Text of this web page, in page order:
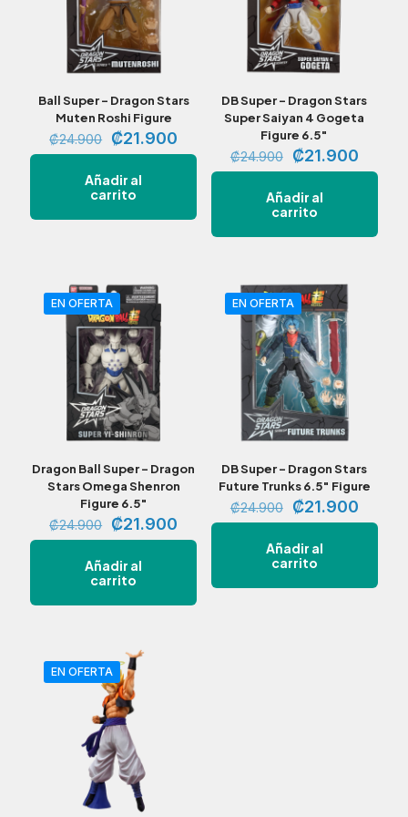
Ball Super – Dragon Stars
Muten Roshi Figure
₡24.900
El
precio
original
era:
₡21.900
precio
actual
Añadir al
carrito
DB Super – Dragon Stars
Super Saiyan 4 Gogeta
Figure 6.5″
₡24.900
El
precio
original
era:
₡21.900El
precio
Añadir al
carrito
EN OFERTA
Dragon Ball Super – Dragon
Stars Omega Shenron
Figure 6.5″
₡24.900
El
precio
original
era:
₡24.900.
₡21.900
precio
₡21.900.
Añadir al
carrito
EN OFERTA
DB Super – Dragon Stars
Future Trunks 6.5″ Figure
₡24.900
El
precio
original
era:
₡24.900.
₡21.900El
precio
Añadir al
carrito
EN OFERTA